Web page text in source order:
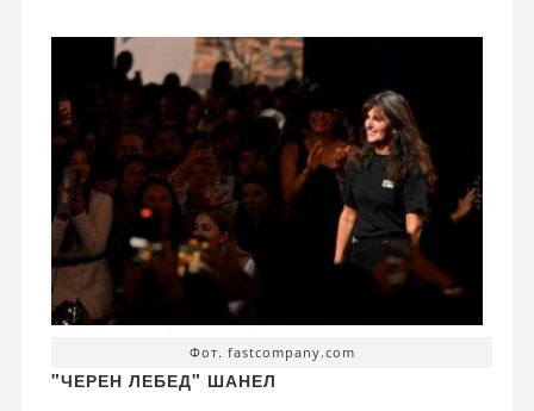
Фот. fastcompany.com
"ЧЕРЕН ЛЕБЕД" ШАНЕЛ